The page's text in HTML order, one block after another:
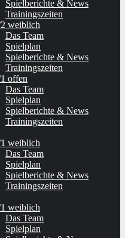
Spielberichte & News
Trainingszeiten
weiblich
Das Team
Spielplan
Spielberichte & News
Trainingszeiten
offen
Das Team
Spielplan
Spielberichte & News
Trainingszeiten
weiblich
Das Team
Spielplan
Spielberichte & News
Trainingszeiten
weiblich
Das Team
Spielplan